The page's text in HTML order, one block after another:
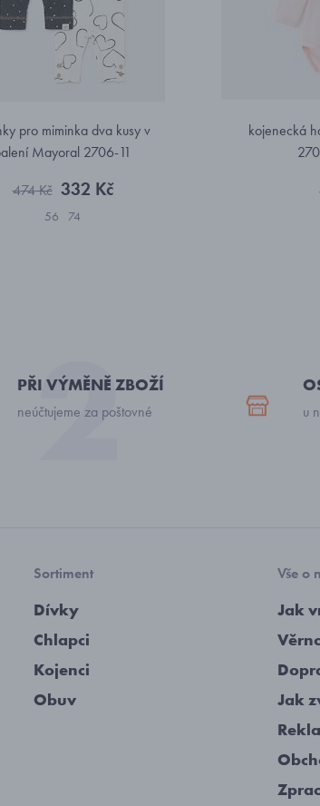
pro miminka dva kusy v
Mayoral 2706-11
474 Kč 332 Kč
56 74
kojenecká
PŘI VÝMĚNĚ ZBOŽÍ
neúčtujeme za poštovné u
Sortiment
Dívky
Chlapci
Kojenci
Obuv
Vše o
Jak
Jak